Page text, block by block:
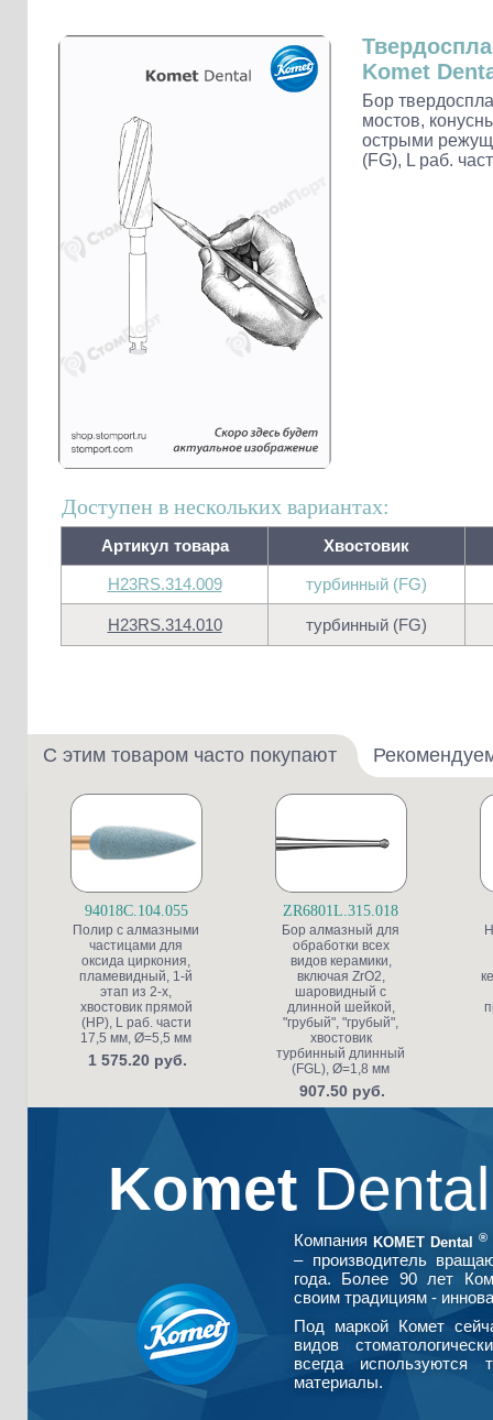
Наконечники и переходники KaVo
Komet
Бор
мостов,
острыми
(FG), L раб.
Доступен в нескольких вариантах:
Артикул товара Хвостовик
H23RS.314.009 турбинный (FG)
H23RS.314.010 турбинный (FG)
С этим товаром часто покупают
94018C.104.055
Полир с алмазными
частицами для
оксида циркония,
пламевидный, 1-й
этап из 2-х,
хвостовик прямой
(HP), L раб. части
17,5 мм, Ø=5,5 мм
1 575.20 руб.
ZR6801L.315.018
Бор алмазный для
обработки всех
видов керамики,
включая ZrO2,
шаровидный с
длинной шейкой,
"грубый", "грубый",
хвостовик
турбинный длинный
(FGL), Ø=1,8 мм
907.50 руб.
Komet
Компания KOMET Dental ®
– производитель
года. Более 90 лет
своим традициям -
Под маркой Комет
видов
всегда используются
материалы.